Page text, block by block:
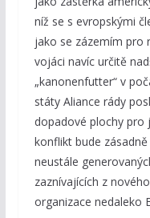
níž se s evropskými
jako se zázemím pro
vojáci navíc určitě
„kanonenfutter“ v
státy Aliance rády
dopadové plochy pro
konflikt bude
neustále
zaznívajících z
organizace nedaleko